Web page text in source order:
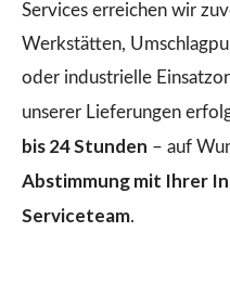
Services erreichen wir
Werkstätten,
oder industrielle
unserer Lieferungen
bis 24 Stunden – auf
Abstimmung mit Ihrer
Serviceteam.